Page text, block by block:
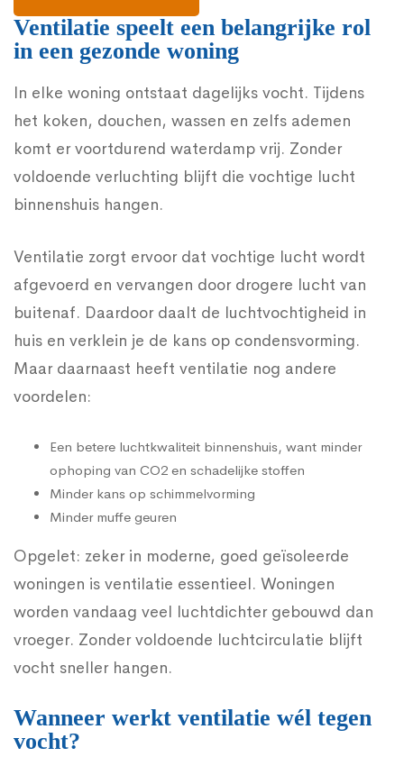
Ventilatie speelt een belangrijke rol
in een gezonde woning
In elke woning ontstaat dagelijks vocht. Tijdens
het koken, douchen, wassen en zelfs ademen
komt er voortdurend waterdamp vrij. Zonder
voldoende verluchting blijft die vochtige lucht
binnenshuis hangen.
Ventilatie zorgt ervoor dat vochtige lucht wordt
afgevoerd en vervangen door drogere lucht van
buitenaf. Daardoor daalt de luchtvochtigheid in
huis en verklein je de kans op condensvorming.
Maar daarnaast heeft ventilatie nog andere
voordelen:
Een betere luchtkwaliteit binnenshuis, want minder
ophoping van CO2 en schadelijke stoffen
Minder kans op schimmelvorming
Minder muffe geuren
Opgelet: zeker in moderne, goed geïsoleerde
woningen is ventilatie essentieel. Woningen
worden vandaag veel luchtdichter gebouwd dan
vroeger. Zonder voldoende luchtcirculatie blijft
vocht sneller hangen.
Wanneer werkt ventilatie wél tegen
vocht?